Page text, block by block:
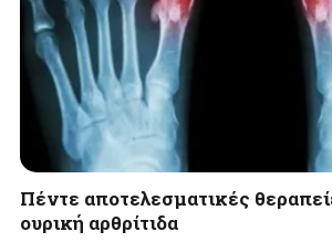
Πέντε αποτελεσματικές
ουρική αρθρίτιδα